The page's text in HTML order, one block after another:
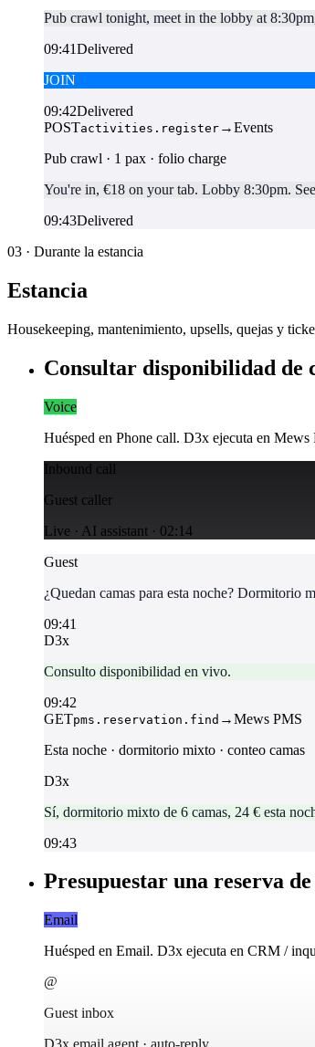
Pub crawl tonight, meet in the lobby at
09:41Delivered
JOIN
09:42Delivered
POSTactivities.register →Events
Pub crawl · 1 pax · folio charge
You're in, €18 on your tab. Lobby 8:30pm.
09:43Delivered
03 · Durante la estancia
Estancia
Housekeeping, mantenimiento, upsells, quejas y
Consultar disponibilidad de
Voice
Huésped en Phone call. D3x ejecuta en
Inbound call
Guest caller
Live · AI assistant · 02:14
Guest
¿Quedan camas para esta noche? Dormitorio
09:41
D3x
Consulto disponibilidad en vivo.
09:42
GETpms.reservation.find →Mews PMS
Esta noche · dormitorio mixto · conteo camas
D3x
Sí, dormitorio mixto de 6 camas, 24 € esta
09:43
Presupuestar una reserva
Email
Huésped en Email. D3x ejecuta en CRM /
@
Guest inbox